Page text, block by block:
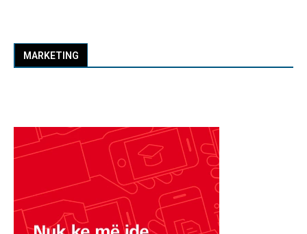
MARKETING